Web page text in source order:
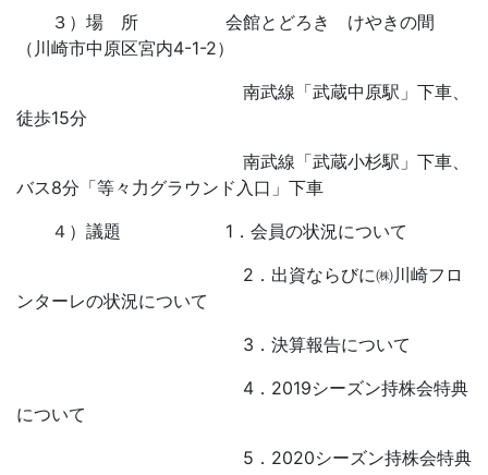
３）場 所 会館とどろき けやきの間
（川崎市中原区宮内4-1-2）
南武線「武蔵中原駅」下車、
徒歩15分
南武線「武蔵小杉駅」下車、
バス8分「等々力グラウンド入口」下車
４）議題 1．会員の状況について
2．出資ならびに㈱川崎フロ
ンターレの状況について
3．決算報告について
4．2019シーズン持株会特典
について
5．2020シーズン持株会特典